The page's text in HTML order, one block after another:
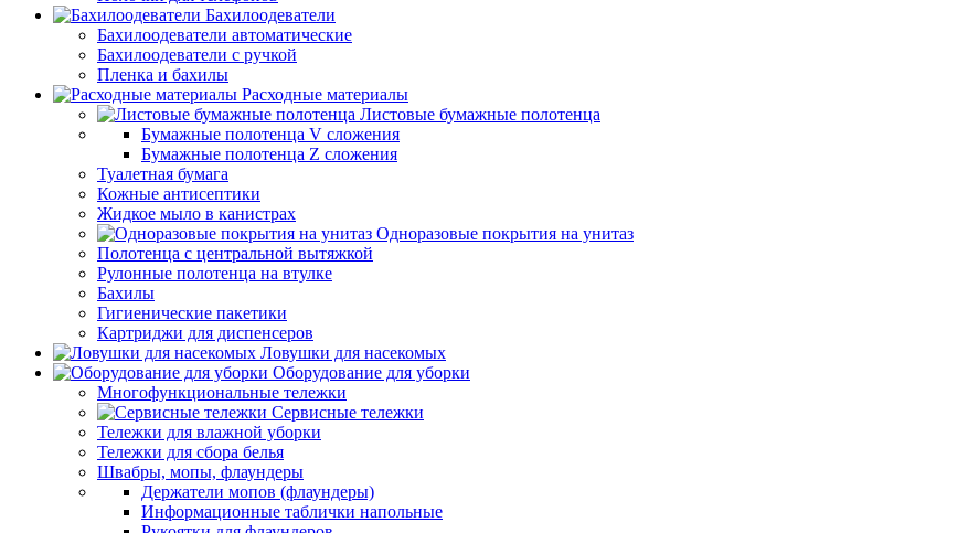
Бахилоодеватели
Бахилоодеватели автоматические
Бахилоодеватели с ручкой
Пленка и бахилы
Расходные материалы
Листовые бумажные полотенца
Бумажные полотенца V сложения
Бумажные полотенца Z сложения
Туалетная бумага
Кожные антисептики
Жидкое мыло в канистрах
Одноразовые покрытия на унитаз
Полотенца с центральной вытяжкой
Рулонные полотенца на втулке
Бахилы
Гигиенические пакетики
Картриджи для диспенсеров
Ловушки для насекомых
Оборудование для уборки
Многофункциональные тележки
Сервисные тележки
Тележки для влажной уборки
Тележки для сбора белья
Швабры, мопы, флаундеры
Держатели мопов (флаундеры)
Информационные таблички напольные